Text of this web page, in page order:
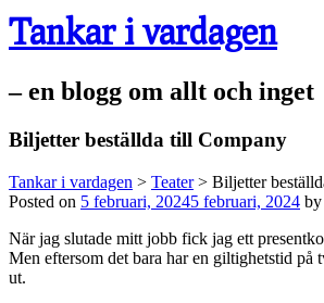
Tankar i vardagen
– en blogg om allt och inget
Biljetter beställda till Company
Tankar i vardagen > Teater> Biljetter
Posted on 5 februari, 20245 februari, 2024 by
När jag slutade mitt jobb fick jag ett
Men eftersom det bara har en giltighetstid på
ut.